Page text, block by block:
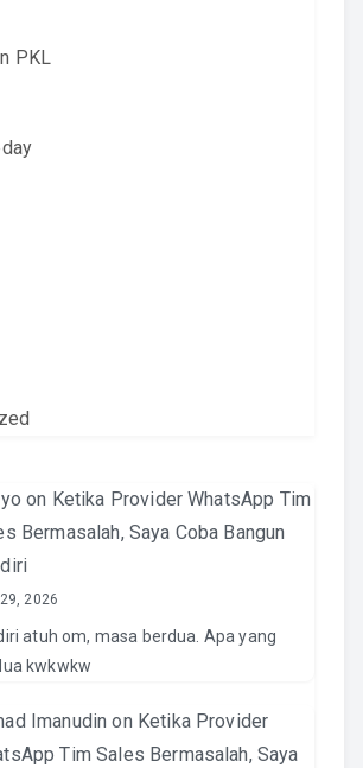
PKL
on Ketika Provider WhatsApp Tim
Bermasalah, Saya Coba Bangun
2026
atuh om, masa berdua. Apa yang
kwkwkw
Imanudin on Ketika Provider
Tim Sales Bermasalah, Saya